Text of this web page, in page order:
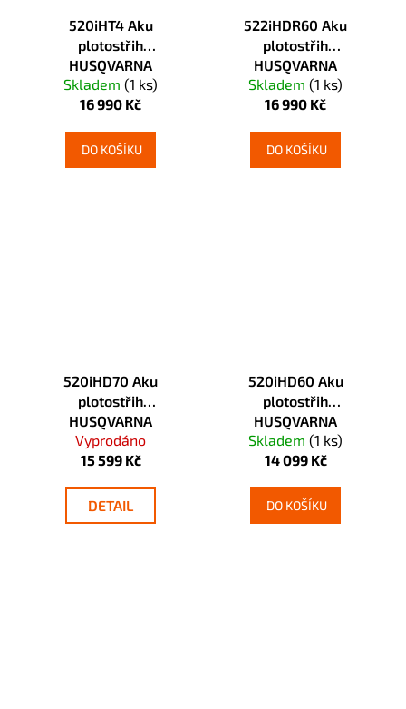
520iHT4 Aku
plotostřih
HUSQVARNA
Skladem (1 ks)
16 990 Kč
DO KOŠÍKU
522iHDR60 Aku
plotostřih
HUSQVARNA
Skladem (1 ks)
16 990 Kč
DO KOŠÍKU
520iHD70 Aku
plotostřih
HUSQVARNA
Vyprodáno
15 599 Kč
DETAIL
520iHD60 Aku
plotostřih
HUSQVARNA
Skladem (1 ks)
14 099 Kč
DO KOŠÍKU